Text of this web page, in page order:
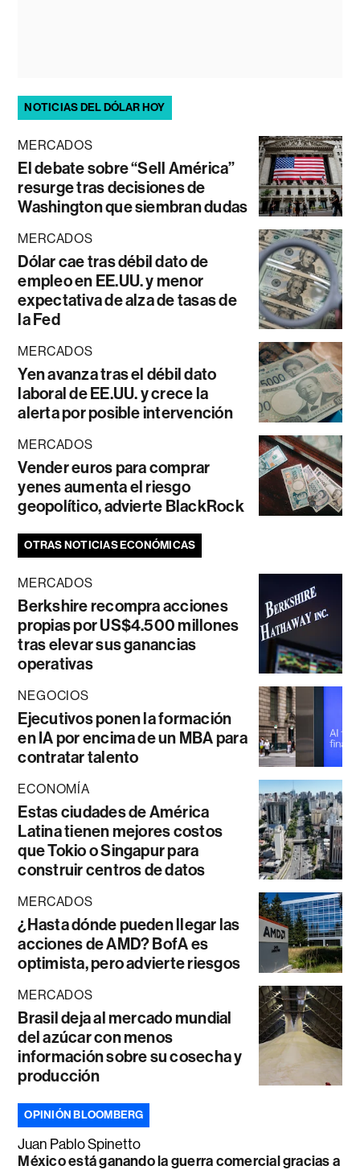
NOTICIAS DEL DÓLAR HOY
MERCADOS
El debate sobre “Sell América”
resurge tras decisiones de
Washington que siembran dudas
MERCADOS
Dólar cae tras débil dato de
empleo en EE.UU. y menor
expectativa de alza de tasas de
la Fed
MERCADOS
Yen avanza tras el débil dato
laboral de EE.UU. y crece la
alerta por posible intervención
MERCADOS
Vender euros para comprar
yenes aumenta el riesgo
geopolítico, advierte BlackRock
OTRAS NOTICIAS ECONÓMICAS
MERCADOS
Berkshire recompra acciones
propias por US$4.500 millones
tras elevar sus ganancias
operativas
NEGOCIOS
Ejecutivos ponen la formación
en IA por encima de un MBA para
contratar talento
ECONOMÍA
Estas ciudades de América
Latina tienen mejores costos
que Tokio o Singapur para
construir centros de datos
MERCADOS
¿Hasta dónde pueden llegar las
acciones de AMD? BofA es
optimista, pero advierte riesgos
MERCADOS
Brasil deja al mercado mundial
del azúcar con menos
información sobre su cosecha y
producción
OPINIÓN BLOOMBERG
Juan Pablo Spinetto
México está ganando la guerra comercial gracias a